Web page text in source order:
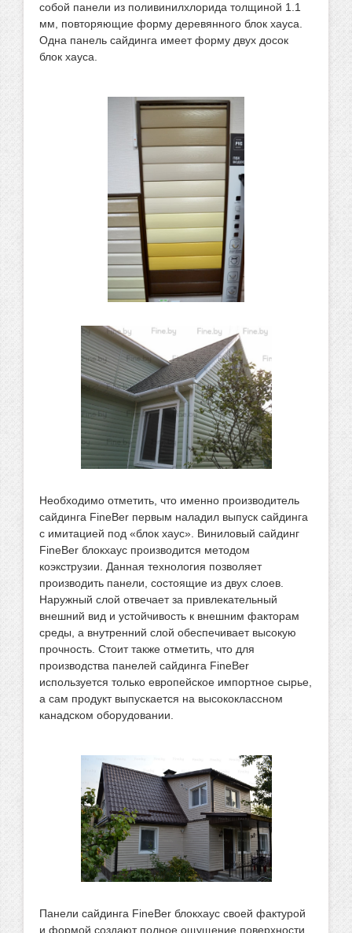
собой панели из поливинилхлорида толщиной 1.1
мм, повторяющие форму деревянного блок хауса.
Одна панель сайдинга имеет форму двух досок
блок хауса.
Необходимо отметить, что именно производитель
сайдинга FineBer первым наладил выпуск сайдинга
с имитацией под «блок хаус». Виниловый сайдинг
FineBer блокхаус производится методом
коэкструзии. Данная технология позволяет
производить панели, состоящие из двух слоев.
Наружный слой отвечает за привлекательный
внешний вид и устойчивость к внешним факторам
среды, а внутренний слой обеспечивает высокую
прочность. Стоит также отметить, что для
производства панелей сайдинга FineBer
используется только европейское импортное сырье,
а сам продукт выпускается на высококлассном
канадском оборудовании.
Панели сайдинга FineBer блокхаус своей фактурой
и формой создают полное ощущение поверхности